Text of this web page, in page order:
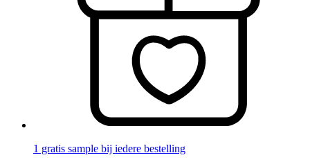
1 gratis sample bij iedere bestelling